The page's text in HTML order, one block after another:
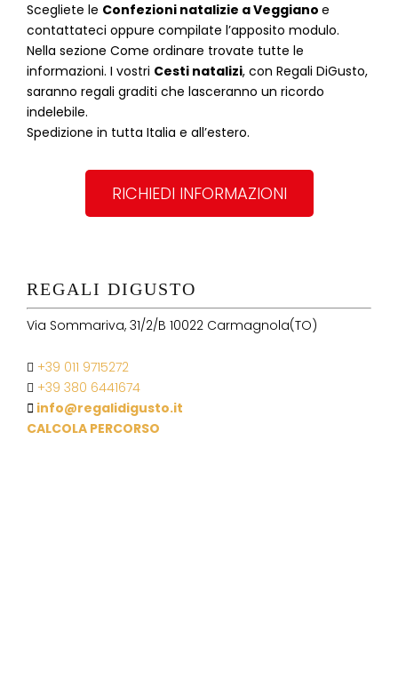
Scegliete le Confezioni natalizie aVeggiano e
contattateci oppure compilate l’apposito modulo.
Nella sezione Come ordinare trovate tutte le
informazioni. I vostri Cesti natalizi, con Regali DiGusto,
saranno regali graditi che lasceranno un ricordo
indelebile.
Spedizione in tutta Italia e all’estero.
RICHIEDI INFORMAZIONI
REGALI DIGUSTO
Via Sommariva, 31/2/B 10022 Carmagnola(TO)
+39 011 9715272
+39 380 6441674
info@regalidigusto.it
CALCOLA PERCORSO